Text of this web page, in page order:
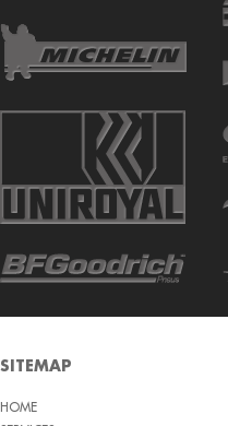
AUTOGUARD
BARUM W
BCT
BF GOODRICH
BOTO
BRIDGESTON
SITEMAP
HOME